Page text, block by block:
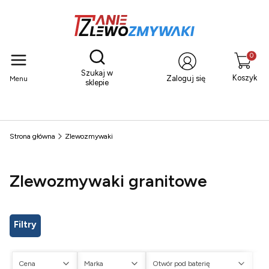
Menu
Otwórz wyszukiwarkę
Szukaj w
sklepie
Zaloguj się Koszyk
Strona główna Zlewozmywaki
Zlewozmywaki granitowe
Filtry
Cena Marka Otwór pod baterię